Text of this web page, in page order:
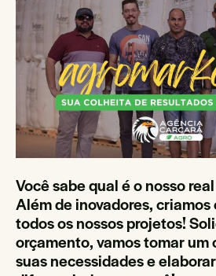
Você sabe qual é o nosso
Além de inovadores,
todos os nossos projetos!
orçamento, vamos tomar
suas necessidades e